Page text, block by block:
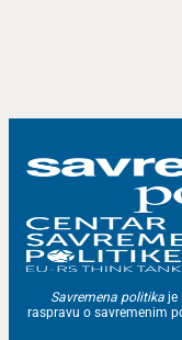
Savremena politika je
raspravu o savremenim